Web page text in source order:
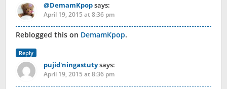
@DemamKpopsays:
April 19, 2015 at 8:36 pm
Reblogged this on DemamKpop.
Reply
pujid'ningastutysays:
April 19, 2015 at 8:36 pm